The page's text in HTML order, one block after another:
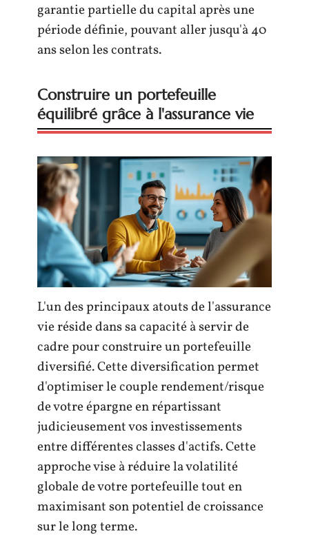
garantie partielle du capital après une
période définie, pouvant aller jusqu'à 40
ans selon les contrats.
Construire un portefeuille
équilibré grâce à l'assurance vie
L'un des principaux atouts de l'assurance
vie réside dans sa capacité à servir de
cadre pour construire un portefeuille
diversifié. Cette diversification permet
d'optimiser le couple rendement/risque
de votre épargne en répartissant
judicieusement vos investissements
entre différentes classes d'actifs. Cette
approche vise à réduire la volatilité
globale de votre portefeuille tout en
maximisant son potentiel de croissance
sur le long terme.